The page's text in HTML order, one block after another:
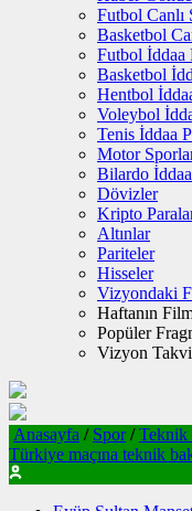
Futbol Canlı
Basketbol
Futbol İddaa
Basketbol
Hentbol
Voleybol
Tenis İddaa
Motor
Bilardo
Dövizler
Kripto
Altınlar
Pariteler
Hisseler
Vizyondaki
Haftanın
Popüler
Vizyon
Anasayfa / Spor / Teknik
Türkiye maçına teknik